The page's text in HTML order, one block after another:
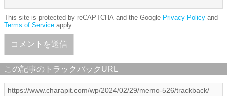
This site is protected by reCAPTCHA and the Google Privacy Policy and
Terms of Service apply.
この記事のトラックバックURL